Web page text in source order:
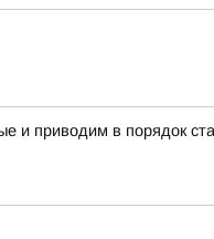
и приводим в порядок